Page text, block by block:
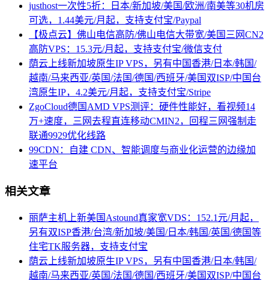
justhost一次性5折：日本/新加坡/美国/欧洲/南美等30机房
可选，1.44美元/月起，支持支付宝/Paypal
【极点云】佛山电信高防/佛山电信大带宽/美国三网CN2
高防VPS：15.3元/月起，支持支付宝/微信支付
荫云上线新加坡原生IP VPS，另有中国香港/日本/韩国/
越南/马来西亚/英国/法国/德国/西班牙/美国双ISP/中国台
湾原生IP，4.2美元/月起，支持支付宝/Stripe
ZgoCloud德国AMD VPS测评：硬件性能好，看视频14
万+速度，三网去程直连移动CMIN2，回程三网强制走
联通9929优化线路
99CDN：自建 CDN、智能调度与商业化运营的边缘加
速平台
相关文章
丽萨主机上新美国Astound真家宽VDS：152.1元/月起，
另有双ISP香港/台湾/新加坡/美国/日本/韩国/英国/德国等
住宅TK服务器，支持支付宝
荫云上线新加坡原生IP VPS，另有中国香港/日本/韩国/
越南/马来西亚/英国/法国/德国/西班牙/美国双ISP/中国台